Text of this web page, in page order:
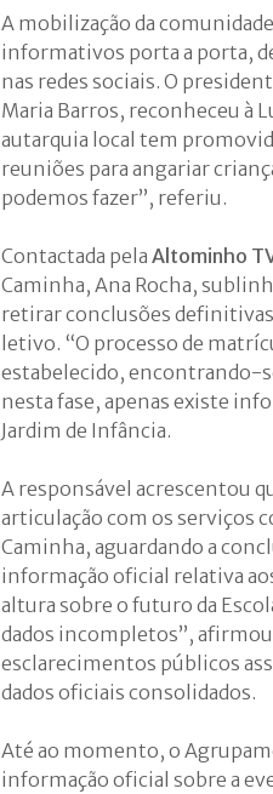
A mobilização da
informativos porta a porta,
nas redes sociais. O
Maria Barros, reconheceu à
autarquia local tem
reuniões para angariar
podemos fazer”, referiu.
Contactada pela Altominho
Caminha, Ana Rocha,
retirar conclusões
letivo. “O processo de
estabelecido, encontrando-
nesta fase, apenas existe
Jardim de Infância.
A responsável acrescentou
articulação com os serviços
Caminha, aguardando a
informação oficial relativa
altura sobre o futuro da
dados incompletos”,
esclarecimentos públicos
dados oficiais consolidados.
Até ao momento, o
informação oficial sobre a